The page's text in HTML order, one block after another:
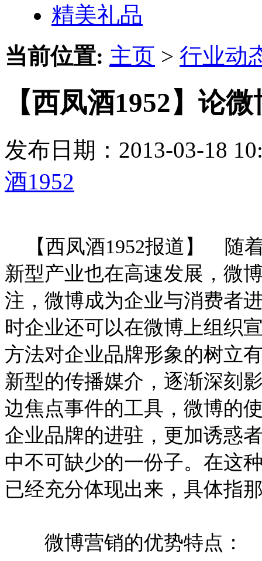
精美礼品
当前位置: 主页 > 行业动
【西凤酒1952】论
发布日期：2013-03-18
酒1952
【西凤酒1952报道】 随
新型产业也在高速发展，微
注，微博成为企业与消费者
时企业还可以在微博上组织
方法对企业品牌形象的树立
新型的传播媒介，逐渐深刻
边焦点事件的工具，微博的
企业品牌的进驻，更加诱惑
中不可缺少的一份子。在这
已经充分体现出来，具体指
微博营销的优势特点：